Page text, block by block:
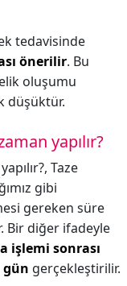
tedavisinde
önerilir. Bu
oluşumu
düşüktür.
yapılır?
Taze
gibi
gereken süre
Bir diğer ifadeyle
işlemi sonrası
gün gerçekleştirilir.